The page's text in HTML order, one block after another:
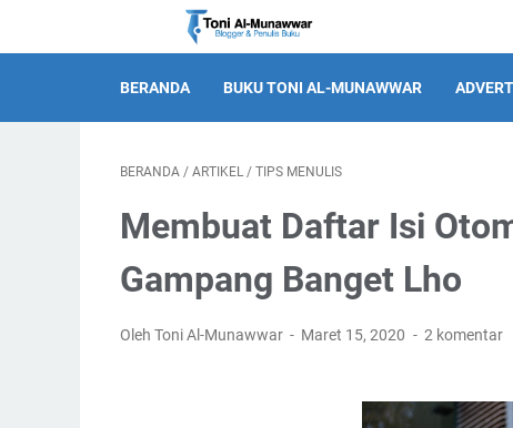
BERANDA BUKU TONI AL-MUNAWWAR
BERANDA / ARTIKEL / TIPS MENULIS
Membuat Daftar Isi
Gampang Banget Lho
Oleh Toni Al-Munawwar Maret 15, 2020 2 komentar